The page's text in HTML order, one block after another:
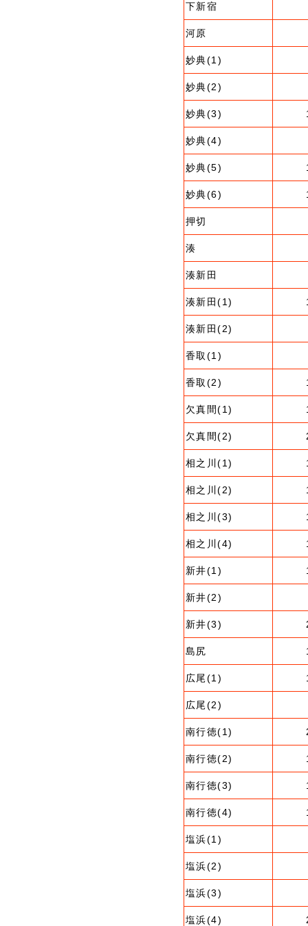
下新宿
河原
妙典(1)
妙典(2)
妙典(3)
妙典(4)
妙典(5)
妙典(6)
押切
湊
湊新田
湊新田(1)
湊新田(2)
香取(1)
香取(2)
欠真間(1)
欠真間(2)
相之川(1)
相之川(2)
相之川(3)
相之川(4)
新井(1)
新井(2)
新井(3)
島尻
広尾(1)
広尾(2)
南行徳(1)
南行徳(2)
南行徳(3)
南行徳(4)
塩浜(1)
塩浜(2)
塩浜(3)
塩浜(4)